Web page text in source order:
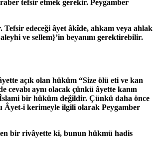
tefsir etmek gerekir. Peygamber
edeceği âyet âkîde, ahkam veya ahlak
ve sellem}’in beyanını gerektirebilir.
açık olan hüküm “Size ölü eti ve kan
cevabı aynı olacak çünkü âyette kanın
bir hüküm değildir. Çünkü daha önce
Âyet-i kerimeyle ilgili olarak Peygamber
bir rivâyette ki, bunun hükmü hadis